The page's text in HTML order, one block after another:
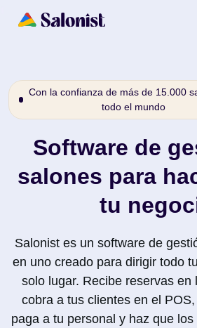
Con la confianza de más de 15.000
todo el mundo
Software de
salones para
tu
Salonist es un software de
en uno creado para dirigir todo
solo lugar. Recibe reservas en
cobra a tus clientes en el
paga a tu personal y haz que